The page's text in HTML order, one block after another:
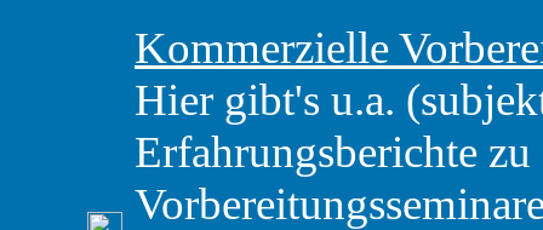
Kommerzielle
Hier gibt's u.a.
Erfahrungsberichte